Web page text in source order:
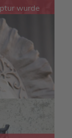
wurde